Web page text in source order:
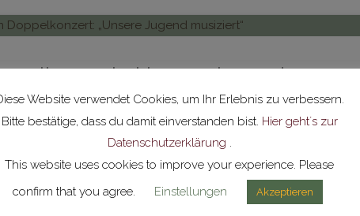
„Unsere Jugend
musikalischen Highlight in Unlingen einzuladen! Unter dem
Website verwendet Cookies, um Ihr Erlebnis zu verbessern.
Bitte bestätige, dass du damit einverstanden bist. Hier geht´s zur
Datenschutzerklärung .
This website uses cookies to improve your experience. Please
confirm that you agree.
Einstellungen Akzeptieren